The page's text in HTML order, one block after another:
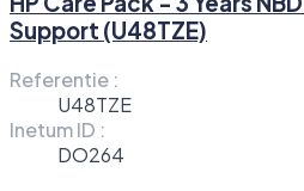
Support (U48TZE)
Referentie :
U48TZE
Inetum ID :
DO264